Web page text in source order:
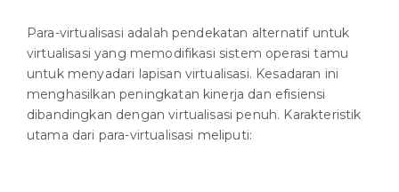
Para-virtualisasi adalah pendekatan alternatif untuk
virtualisasi yang memodifikasi sistem operasi tamu
untuk menyadari lapisan virtualisasi. Kesadaran ini
menghasilkan peningkatan kinerja dan efisiensi
dibandingkan dengan virtualisasi penuh. Karakteristik
utama dari para-virtualisasi meliputi: